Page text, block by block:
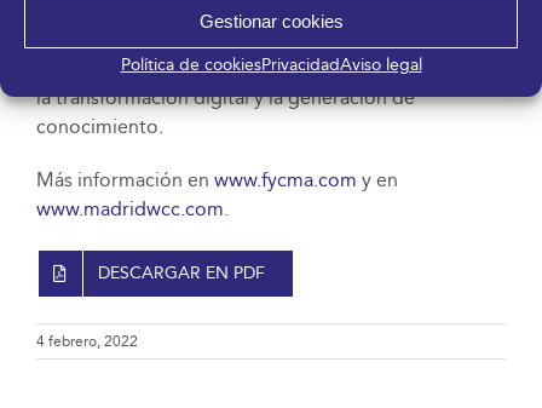
Gestionar cookies
Política de cookiesPrivacidadAviso legal
más activos del Sur de Europa, especializándose en la
profesionales vinculados al ámbito de la innovación,
la transformación digital y la generación de
conocimiento.
Más información en www.fycma.com y en
www.madridwcc.com.
DESCARGAR EN PDF
4 febrero, 2022